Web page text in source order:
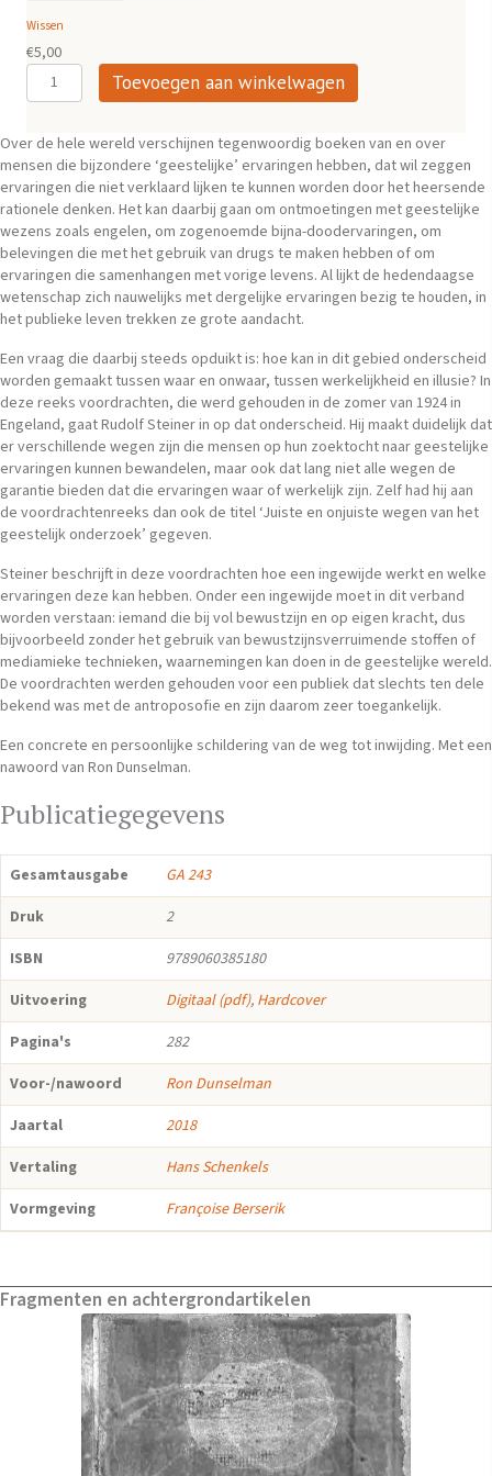
Wissen
€5,00
Het
bewustzijn
de
ingewijde
aantal
Toevoegen aan winkelwagen
Over de hele wereld verschijnen tegenwoordig boeken van en over
mensen die bijzondere ‘geestelijke’ ervaringen hebben, dat wil zeggen
ervaringen die niet verklaard lijken te kunnen worden door het heersende
rationele denken. Het kan daarbij gaan om ontmoetingen met geestelijke
wezens zoals engelen, om zogenoemde bijna-doodervaringen, om
belevingen die met het gebruik van drugs te maken hebben of om
ervaringen die samenhangen met vorige levens. Al lijkt de hedendaagse
wetenschap zich nauwelijks met dergelijke ervaringen bezig te houden, in
het publieke leven trekken ze grote aandacht.
Een vraag die daarbij steeds opduikt is: hoe kan in dit gebied onderscheid
worden gemaakt tussen waar en onwaar, tussen werkelijkheid en illusie? In
deze reeks voordrachten, die werd gehouden in de zomer van 1924 in
Engeland, gaat Rudolf Steiner in op dat onderscheid. Hij maakt duidelijk dat
er verschillende wegen zijn die mensen op hun zoektocht naar geestelijke
ervaringen kunnen bewandelen, maar ook dat lang niet alle wegen de
garantie bieden dat die ervaringen waar of werkelijk zijn. Zelf had hij aan
de voordrachtenreeks dan ook de titel ‘Juiste en onjuiste wegen van het
geestelijk onderzoek’ gegeven.
Steiner beschrijft in deze voordrachten hoe een ingewijde werkt en welke
ervaringen deze kan hebben. Onder een ingewijde moet in dit verband
worden verstaan: iemand die bij vol bewustzijn en op eigen kracht, dus
bijvoorbeeld zonder het gebruik van bewustzijnsverruimende stoffen of
mediamieke technieken, waarnemingen kan doen in de geestelijke wereld.
De voordrachten werden gehouden voor een publiek dat slechts ten dele
bekend was met de antroposofie en zijn daarom zeer toegankelijk.
Een concrete en persoonlijke schildering van de weg tot inwijding. Met een
nawoord van Ron Dunselman.
Publicatiegegevens
Gesamtausgabe
GA 243
Druk
2
ISBN
9789060385180
Uitvoering
Digitaal (pdf), Hardcover
Pagina's
282
Voor-/nawoord
Ron Dunselman
Jaartal
2018
Vertaling
Hans Schenkels
Vormgeving
Françoise Berserik
Fragmenten en achtergrondartikelen